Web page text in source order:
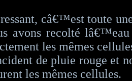
câ€™est toute
avons recolté
les mêmes
de pluie rouge et
les mêmes cellules.